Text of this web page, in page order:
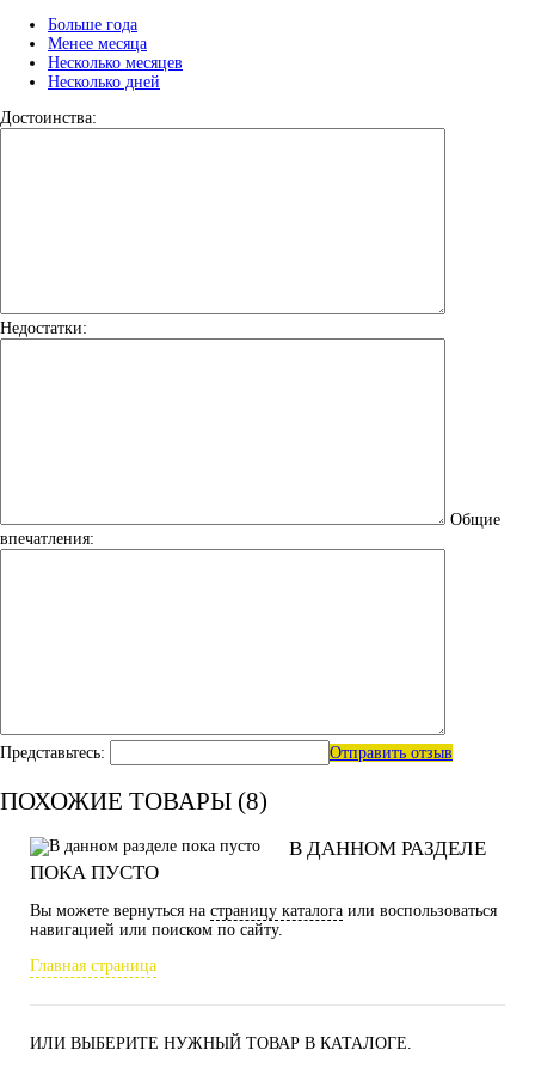
Больше года
Менее месяца
Несколько месяцев
Несколько дней
Достоинства:
Недостатки:
Общие
впечатления:
Представьтесь: Отправить отзыв
ПОХОЖИЕ ТОВАРЫ (8)
В ДАННОМ РАЗДЕЛЕ
ПОКА ПУСТО
Вы можете вернуться на страницу каталога или воспользоваться
навигацией или поиском по сайту.
Главная страница
ИЛИ ВЫБЕРИТЕ НУЖНЫЙ ТОВАР В КАТАЛОГЕ.